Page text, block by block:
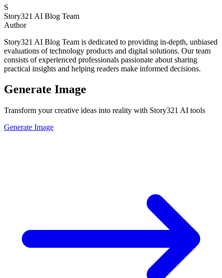
S
Story321 AI Blog Team
Author
Story321 AI Blog Team is dedicated to providing in-depth, unbiased
evaluations of technology products and digital solutions. Our team
consists of experienced professionals passionate about sharing
practical insights and helping readers make informed decisions.
Generate Image
Transform your creative ideas into reality with Story321 AI tools
Generate Image